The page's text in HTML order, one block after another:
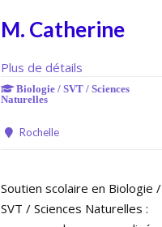
M. Catherine
Plus de détails
Biologie / SVT / Sciences
Naturelles
Rochelle
Soutien scolaire en Biologie /
SVT / Sciences Naturelles :